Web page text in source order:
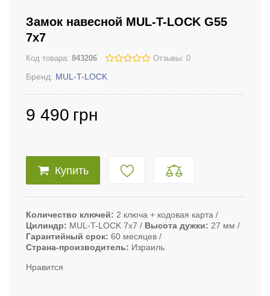
Замок навесной MUL-T-LOCK G55
7x7
Код товара: 843206 Отзывы: 0
Бренд: MUL-T-LOCK
9 490 грн
Купить
Количество ключей
2 ключа + кодовая карта
Цилиндр
MUL-T-LOCK 7х7 Высота дужки
27 мм
Гарантийный срок 60 месяцев
Страна-производитель
Израиль
Нравится